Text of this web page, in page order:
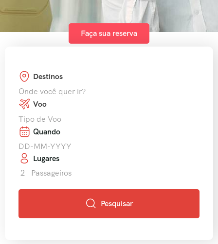
Faça sua reserva
Destinos
Onde você quer ir?
Voo
Tipo de Voo
Quando
Lugares
2
Passageiros
Pesquisar